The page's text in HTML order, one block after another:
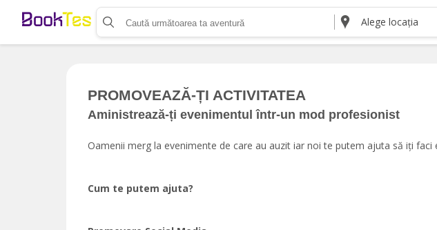
Alege locația
Organizează-ți activitatea
Aplicația de control access
PROMOVEAZĂ-ȚI ACTIVITATEA
Aministrează-ți evenimentul într-un mod profesionist
Oamenii merg la evenimente de care au auzit iar noi te putem ajuta să iți faci
Cum te putem ajuta?